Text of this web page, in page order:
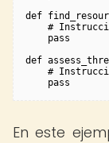
def
#
    pass
def
#
En este